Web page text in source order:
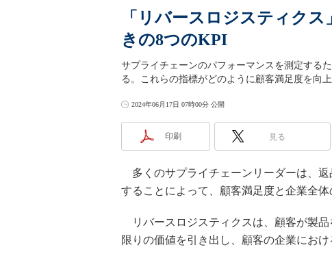
「リバースロジスティク
きの8つのKPI
サプライチェーンのパフォーマンスを測定する
る。これらの指標がどのように顧客満足度を向
2024年06月17日 07時00分 公開
印刷 見る
多くのサプライチェーンリーダーは、
することによって、顧客満足度と企業全
リバースロジスティクスは、顧客が製
限りの価値を引き出し、顧客の企業にお